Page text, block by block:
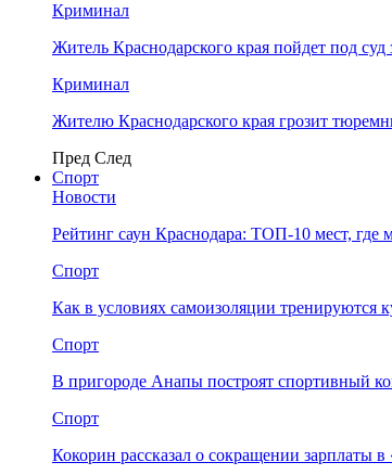
Криминал
Житель Краснодарского края пойдет под
Криминал
Жителю Краснодарского края грозит
Пред След
Спорт
Новости
Рейтинг саун Краснодара: ТОП-10 мест, где
Спорт
Как в условиях самоизоляции тренируются
Спорт
В пригороде Анапы построят спортивный
Спорт
Кокорин рассказал о сокращении зарплаты